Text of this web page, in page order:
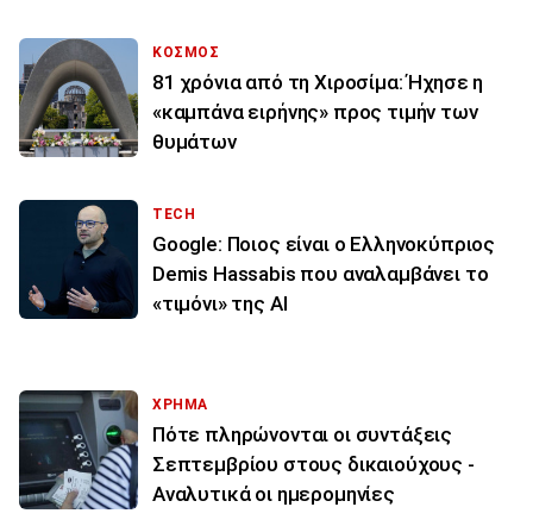
ΚΟΣΜΟΣ
81 χρόνια από τη Χιροσίμα: Ήχησε η
«καμπάνα ειρήνης» προς τιμήν των
θυμάτων
TECH
Google: Ποιος είναι ο Ελληνοκύπριος
Demis Hassabis που αναλαμβάνει το
«τιμόνι» της ΑΙ
ΧΡΗΜΑ
Πότε πληρώνονται οι συντάξεις
Σεπτεμβρίου στους δικαιούχους -
Αναλυτικά οι ημερομηνίες